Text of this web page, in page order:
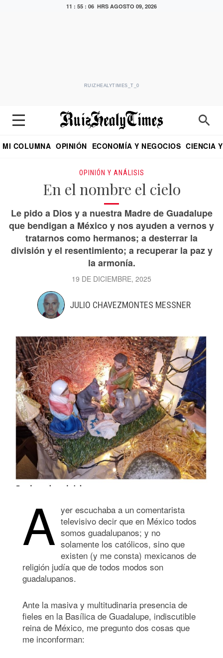
11 : 55 : 07 HRS AGOSTO 09, 2026
RUIZHEALYTIMES_T_0
MI COLUMNA OPINIÓN ECONOMÍA Y NEGOCIOS CIENCIA
OPINIÓN Y ANÁLISIS
En el nombre el cielo
Le pido a Dios y a nuestra Madre de Guadalupe
que bendigan a México y nos ayuden a vernos y
tratarnos como hermanos; a desterrar la
división y el resentimiento; a recuperar la paz y
la armonía.
19 DE DICIEMBRE, 2025
JULIO CHAVEZMONTES MESSNER
A yer escuchaba a un comentarista
televisivo decir que en México todos
somos guadalupanos; y no
solamente los católicos, sino que
existen (y me consta) mexicanos de
religión judía que de todos modos son
guadalupanos.
Ante la masiva y multitudinaria presencia de
fieles en la Basílica de Guadalupe, indiscutible
reina de México, me pregunto dos cosas que
me inconforman: